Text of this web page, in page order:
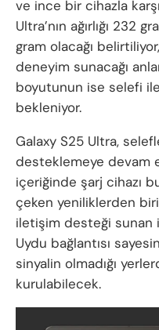
ve ince bir cihazla
Ultra’nın ağırlığı 232
gram olacağı
deneyim sunacağı
boyutunun ise selefi ile
bekleniyor.
Galaxy S25 Ultra,
desteklemeye devam
içeriğinde şarj cihazı
çeken yeniliklerden
iletişim desteği sunan
Uydu bağlantısı
sinyalin olmadığı
kurulabilecek.